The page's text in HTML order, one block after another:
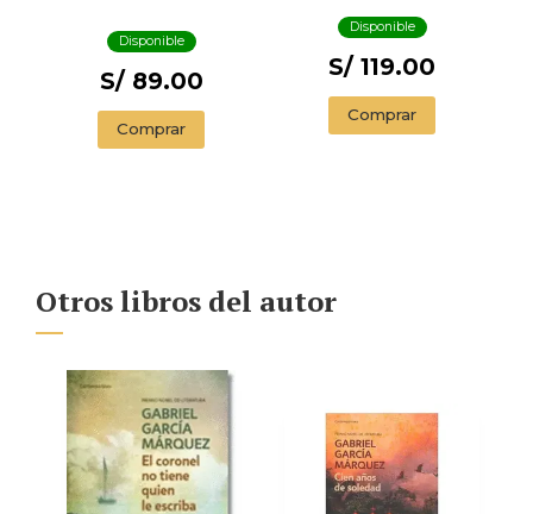
Disponible
S/ 89.00
Comprar
Disponible
S/ 119.00
Comprar
Otros libros del autor